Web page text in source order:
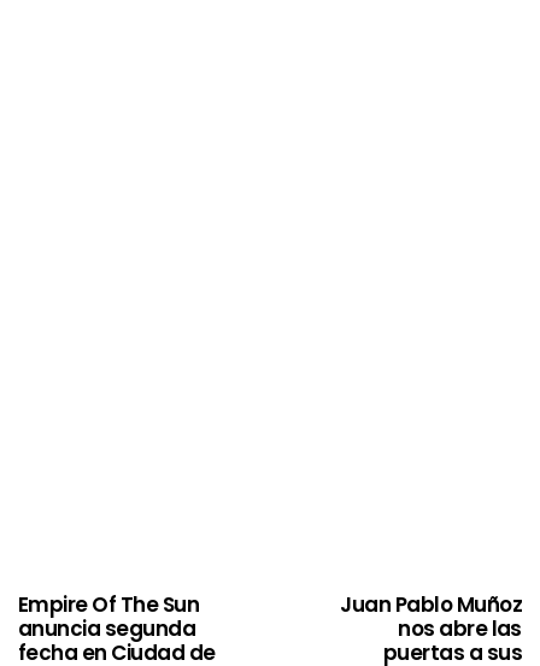
Empire Of The Sun
anuncia segunda
fecha en Ciudad de
Juan Pablo Muñoz
nos abre las
puertas a sus